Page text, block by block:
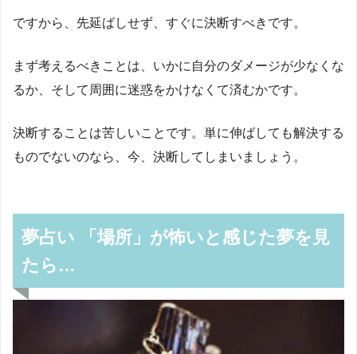
ですから、先延ばしせず、すぐに決断すべきです。
まず考えるべきことは、いかに自分のダメージが少なくな
るか、そして周囲に迷惑をかけなくて済むかです。
決断することは苦しいことです。単に伸ばしても解決する
ものでないのなら、今、決断してしまいましょう。
夢占い 「場所」が怖いと感じた夢を見
たら…